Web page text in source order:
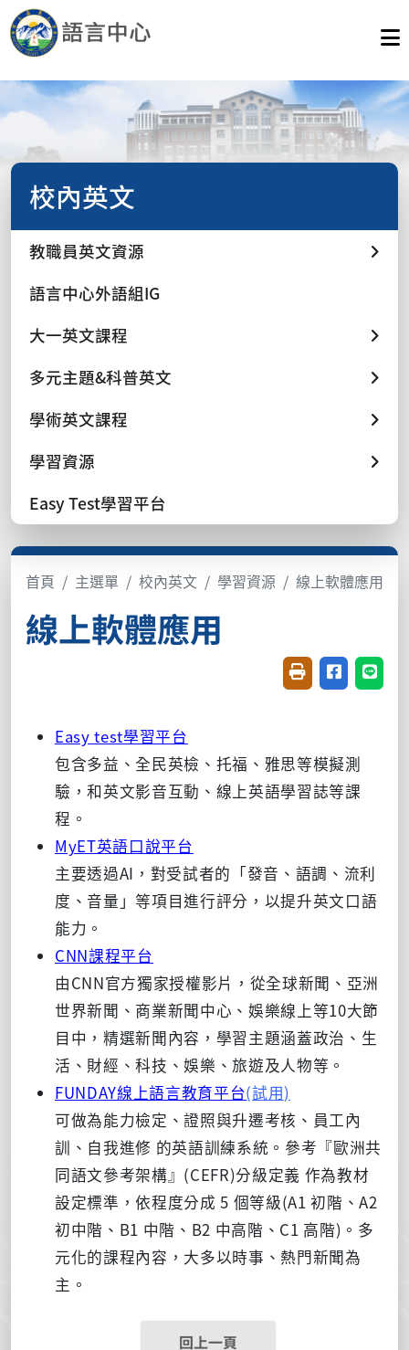
校內英文
教職員英文資源
語言中心外語組IG
大一英文課程
多元主題&科普英文
學術英文課程
學習資源
Easy Test學習平台
首頁 主選單 校內英文 學習資源 線上軟體應用
線上軟體應用
友善列印(開新視
分享至臉書
分享
Easy test學習平台
包含多益、全民英檢、托福、雅思等模擬測
驗，和英文影音互動、線上英語學習誌等課
程。
MyET英語口說平台
主要透過AI，對受試者的「發音、語調、流利
度、音量」等項目進行評分，以提升英文口語
能力。
CNN課程平台
由CNN官方獨家授權影片，從全球新聞、亞洲
世界新聞、商業新聞中心、娛樂線上等10大節
目中，精選新聞內容，學習主題涵蓋政治、生
活、財經、科技、娛樂、旅遊及人物等。
FUNDAY線上語言教育平台(試用)
可做為能力檢定、證照與升遷考核、員工內
訓、自我進修 的英語訓練系統。參考『歐洲共
同語文參考架構』(CEFR)分級定義 作為教材
設定標準，依程度分成 5 個等級(A1 初階、A2
初中階、B1 中階、B2 中高階、C1 高階)。多
元化的課程內容，大多以時事、熱門新聞為
主。
回上一頁